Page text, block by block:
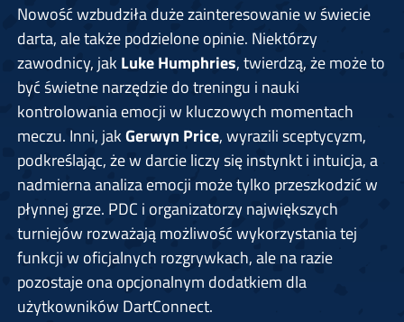
Nowość wzbudziła duże zainteresowanie w świecie
darta, ale także podzielone opinie. Niektórzy
zawodnicy, jak Luke Humphries, twierdzą, że może to
być świetne narzędzie do treningu i nauki
kontrolowania emocji w kluczowych momentach
meczu. Inni, jakGerwyn Price, wyrazili sceptycyzm,
podkreślając, że w darcie liczy się instynkt i intuicja, a
nadmierna analiza emocji może tylko przeszkodzić w
płynnej grze. PDC i organizatorzy największych
turniejów rozważają możliwość wykorzystania tej
funkcji w oficjalnych rozgrywkach, ale na razie
pozostaje ona opcjonalnym dodatkiem dla
użytkowników DartConnect.